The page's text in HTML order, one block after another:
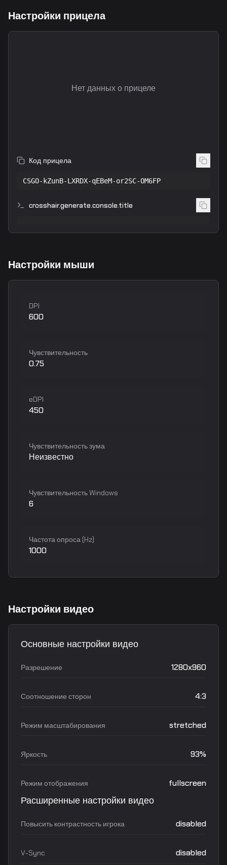
Настройки прицела
Нет данных о прицеле
Код прицела
CSGO-kZunB-LXRDX-qEBeM-or2SC-OM6FP
crosshair.generate.console.title
Настройки мыши
DPI
600
Чувствительность
0.75
eDPI
450
Чувствительность зума
Неизвестно
Чувствительность Windows
6
Частота опроса (Hz)
1000
Настройки видео
Основные настройки видео
Разрешение 1280x960
Соотношение сторон 4:3
Режим масштабирования stretched
Яркость 93%
Режим отображения fullscreen
Расширенные настройки видео
Повысить контрастность игрока disabled
V-Sync disabled